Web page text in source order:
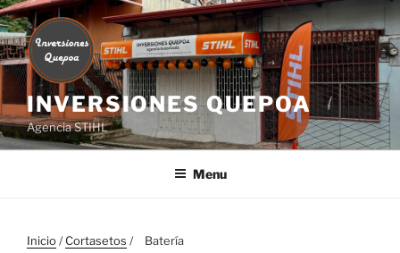
Skip
to
content
INVERSIONES QUEPOA
Agencia STIHL
Menu
Inicio/Cortasetos / ⠀Batería